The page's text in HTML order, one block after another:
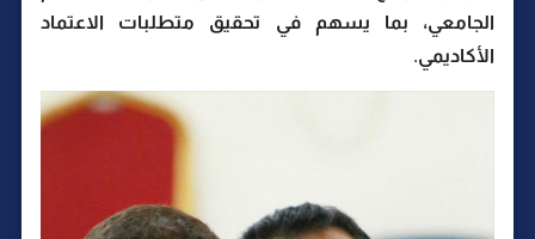
الجامعي، بما يسهم في تحقيق متطلبات الاعتماد
الأكاديمي.